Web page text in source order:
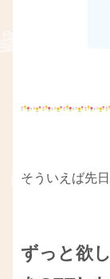
そういえば先
ずっと欲